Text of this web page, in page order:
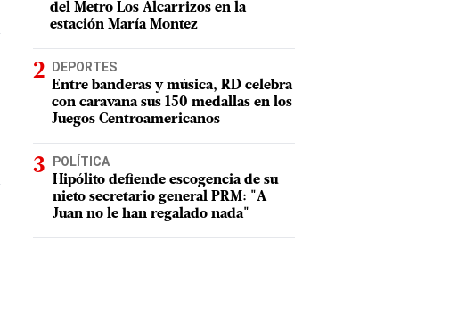
del Metro Los Alcarrizos en la
estación María Montez
DEPORTES
Entre banderas y música, RD celebra
con caravana sus 150 medallas en los
Juegos Centroamericanos
POLÍTICA
Hipólito defiende escogencia de su
nieto secretario general PRM: "A
Juan no le han regalado nada"